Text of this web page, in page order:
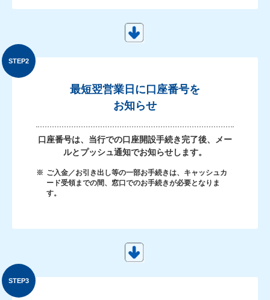
最短翌営業日に口座番号を
お知らせ
口座番号は、当行での口座開設手続き完了後、メー
ルとプッシュ通知でお知らせします。
※ ご入金／お引き出し等の一部お手続きは、キャッシュカ
ード受領までの間、窓口でのお手続きが必要となりま
す。